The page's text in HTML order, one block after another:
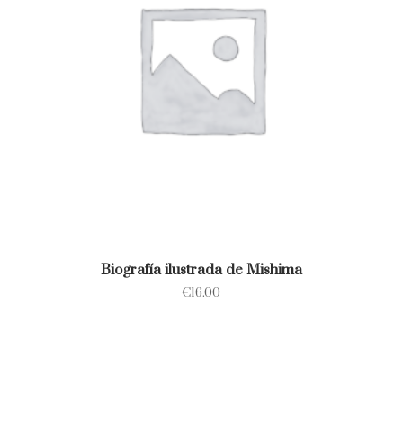
Biografía ilustrada de Mishima
€16.00